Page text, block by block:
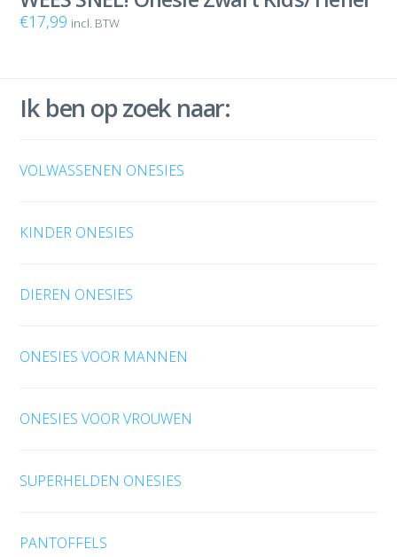
€17,99 incl. BTW
Ik ben op zoek naar:
VOLWASSENEN ONESIES
KINDER ONESIES
DIEREN ONESIES
ONESIES VOOR MANNEN
ONESIES VOOR VROUWEN
SUPERHELDEN ONESIES
PANTOFFELS